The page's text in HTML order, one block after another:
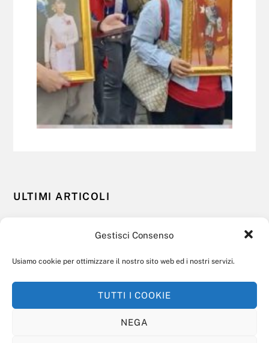
Gestisci Consenso
Usiamo cookie per ottimizzare il nostro sito web ed i nostri servizi.
TUTTI I COOKIE
NEGA
l’indifferenza giustifica la
forza per il mantenimento
della democrazia
ULTIMI ARTICOLI
nel nuovo ordine transatlantico
Inventare il Terzo Mondo: da progetto politico ad